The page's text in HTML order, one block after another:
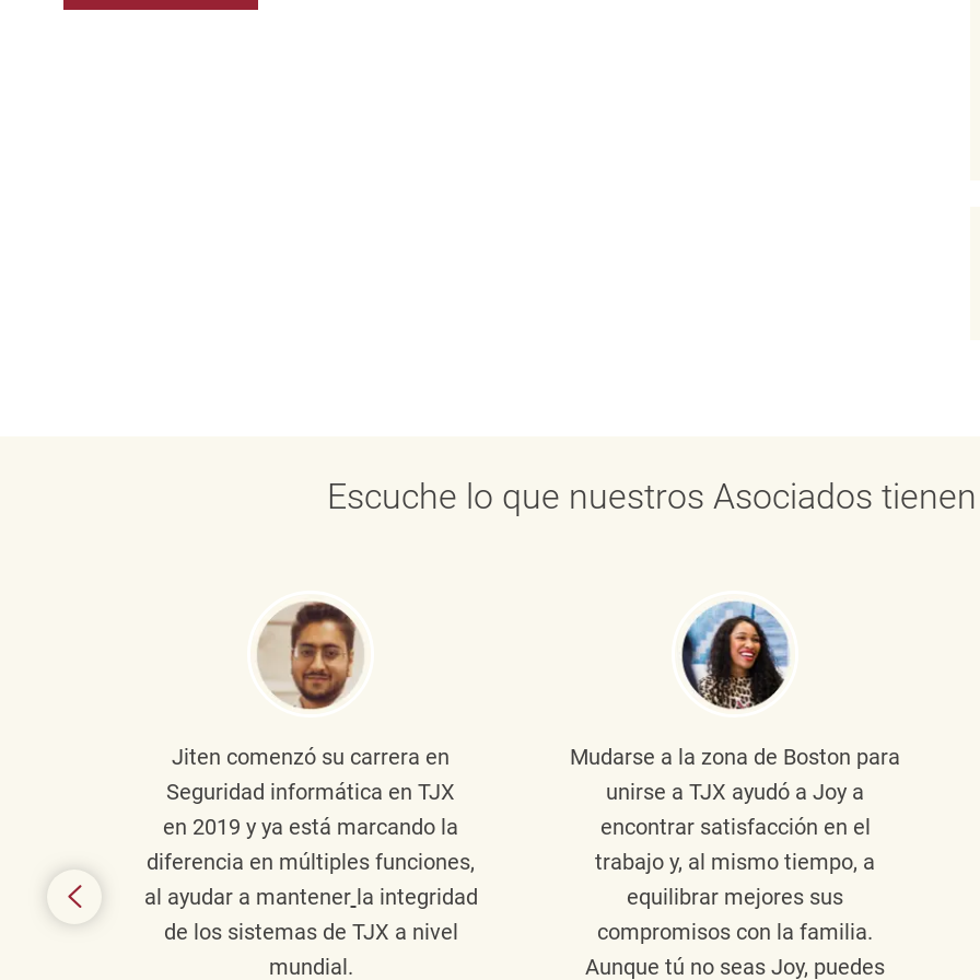
Escuche lo que nuestros Asociados
Jiten comenzó su carrera en
Seguridad informática en TJX
en 2019 y ya está marcando la
diferencia en múltiples funciones,
al ayudar a mantener la integridad
de los sistemas de TJX a nivel
mundial.
Mudarse a la zona de Boston para
unirse a TJX ayudó a Joy a
encontrar satisfacción en el
trabajo y, al mismo tiempo, a
equilibrar mejores sus
compromisos con la familia.
Aunque tú no seas Joy, puedes